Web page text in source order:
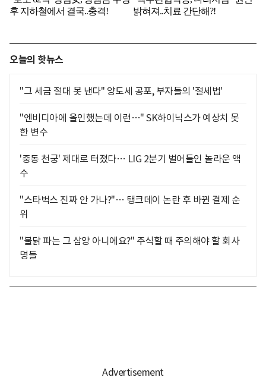
오늘의 핫뉴스
"그 세금 절대 못 낸다" 양도세 공포, 부자들의 '절세법'
"엔비디아에 올인했는데 이런…" SK하이닉스가 예상치 못
한 변수
'중동 천궁' 제대로 터졌다… LIG 2분기 벌어들인 놀라운 액
수
"스타벅스 진짜 안 가나?"… 탱크데이 논란 후 바뀐 결제 순
위
"불닭 파는 그 삼양 아니에요?" 주식할 때 주의해야 할 회사
명들